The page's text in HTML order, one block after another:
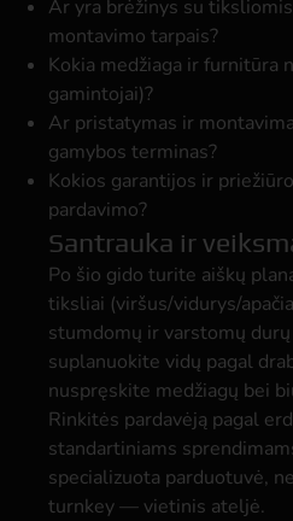
Ar yra brėžinys su
montavimo tarpais?
Kokia medžiaga ir furnitūra
gamintojai)?
Ar pristatymas ir
gamybos terminas?
Kokios garantijos ir
pardavimo?
Santrauka ir
Po šio gido turite aiškų
tiksliai (viršus/vidurys/
stumdomų ir varstomų
suplanuokite vidų pagal
nuspręskite medžiagų bei
Rinkitės pardavėją pagal
standartiniams
specializuota parduotuvė,
turnkey — vietinis ateljė.